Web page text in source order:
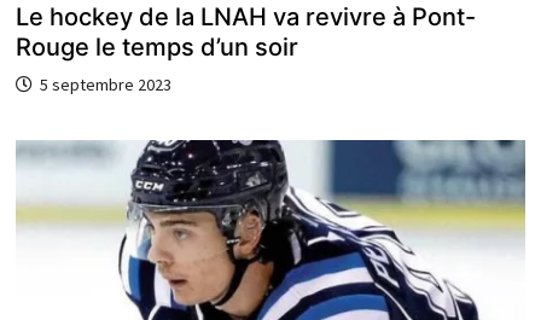
Le hockey de la LNAH va revivre à Pont-
Rouge le temps d’un soir
5 septembre 2023